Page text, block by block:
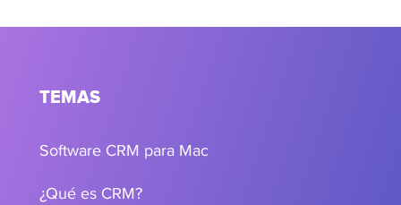
TEMAS
Software CRM para Mac
¿Qué es CRM?